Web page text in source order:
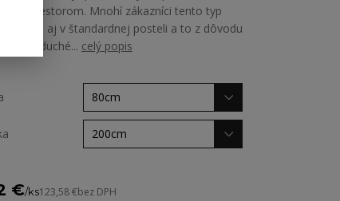
priestorom. Mnohí zákazníci tento typ
ocenia aj v štandardnej posteli a to z dôvodu
jednoduché... celý popis
€/ks123,58 €bez DPH